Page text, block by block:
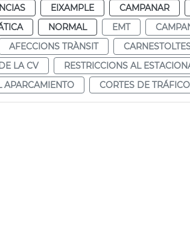
EIXAMPLE CAMPANAR
NORMAL EMT
AFECCIONS TRÀNSIT
LA CV
RESTRICCIONS AL
APARCAMIENTO
CORTES DE TRÁFICO